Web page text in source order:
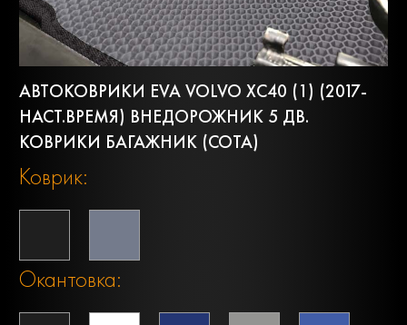
АВТОКОВРИКИ EVA VOLVO XC40 (1) (2017-
НАСТ.ВРЕМЯ) ВНЕДОРОЖНИК 5 ДВ.
КОВРИКИ БАГАЖНИК (СОТА)
Коврик:
Окантовка: